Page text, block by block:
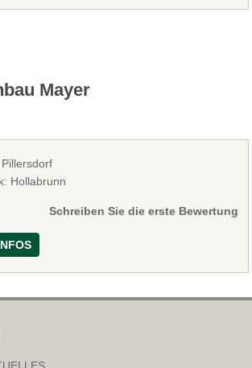
Mayer
Hollabrunn
Schreiben Sie die erste Bewertung